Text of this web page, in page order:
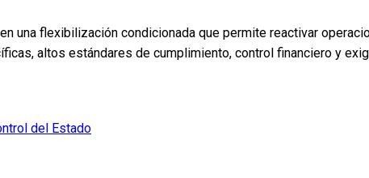
una flexibilización condicionada que permite reactivar
altos estándares de cumplimiento, control financiero y